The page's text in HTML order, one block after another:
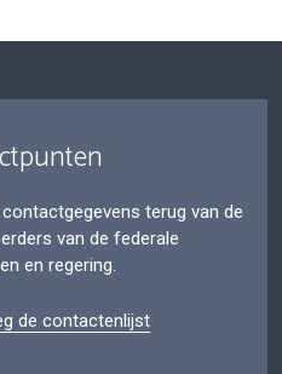
terug van de
van de federale
en regering.
de contactenlijst